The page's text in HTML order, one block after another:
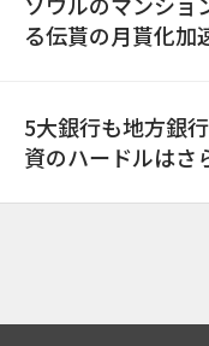
る伝貰の月貰化加
5大銀行も地方銀
資のハードルはさ